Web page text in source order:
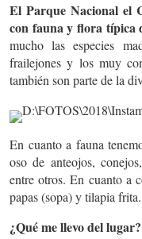
El Parque Nacional el
con fauna y flora típica
mucho las especies
frailejones y los muy
también son parte de la
En cuanto a fauna
oso de anteojos,
entre otros. En cuanto a
papas (sopa) y tilapia frita.
¿Qué me llevo del lugar?